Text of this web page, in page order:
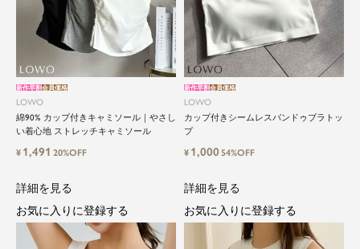
LOWO
綿90% カップ付きキャミソール｜やさし
い着心地 ストレッチキャミソール
新作早割会員価格
¥ 1,491 20%OFF
LOWO
カップ付きシームレスバンドゥブラトッ
プ
新作早割会員価格
¥ 1,00054%OFF
詳細を見る
お気に入りに登録する
詳細を見る
お気に入りに登録する